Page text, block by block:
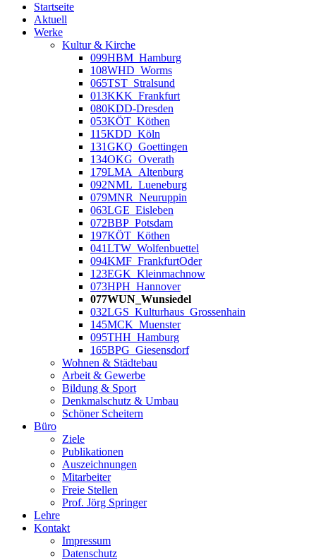
Startseite
Aktuell
Werke
Kultur & Kirche
099HBM_Hamburg
108WHD_Worms
065TST_Stralsund
013KKK_Frankfurt
080KDD-Dresden
053KÖT_Köthen
115KDD_Köln
131GKQ_Goettingen
134OKG_Overath
179LMA_Altenburg
092NML_Lueneburg
079MNR_Neuruppin
063LGE_Eisleben
072BBP_Potsdam
197KÖT_Köthen
041LTW_Wolfenbuettel
094KMF_FrankfurtOder
123EGK_Kleinmachnow
073HPH_Hannover
077WUN_Wunsiedel
032LGS_Kulturhaus_Grossenhain
145MCK_Muenster
095THH_Hamburg
165BPG_Giesensdorf
Wohnen & Städtebau
Arbeit & Gewerbe
Bildung & Sport
Denkmalschutz & Umbau
Schöner Scheitern
Büro
Ziele
Publikationen
Auszeichnungen
Mitarbeiter
Freie Stellen
Prof. Jörg Springer
Lehre
Kontakt
Impressum
Datenschutz